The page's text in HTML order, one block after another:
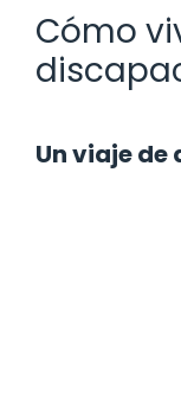
Cómo
Un viaje